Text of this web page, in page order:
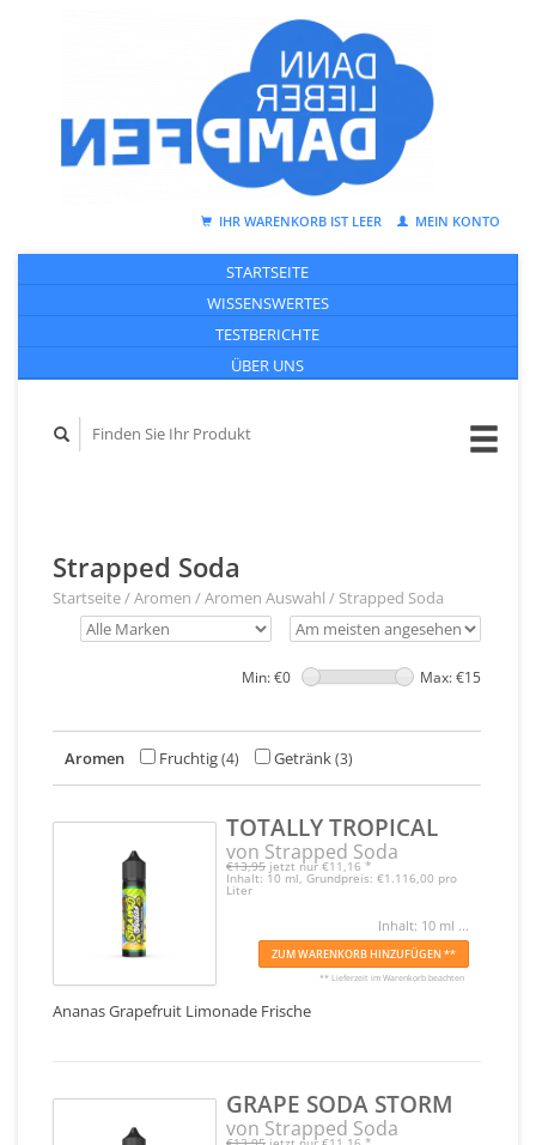
IHR WARENKORB IST LEER MEIN KONTO
STARTSEITE
WISSENSWERTES
TESTBERICHTE
ÜBER UNS
Strapped Soda
Startseite/Aromen /Aromen Auswahl / Strapped Soda
Min: €0 Max: €15
Aromen Fruchtig(4) Getränk(3)
TOTALLY TROPICAL
von Strapped Soda
€13,95 jetzt nur €11,16 *
Inhalt: 10 ml, Grundpreis: €1.116,00 pro
Liter
Inhalt: 10 ml ...
ZUM WARENKORB HINZUFÜGEN **
** Lieferzeit im Warenkorb beachten
Ananas Grapefruit Limonade Frische
GRAPE SODA STORM
von Strapped Soda